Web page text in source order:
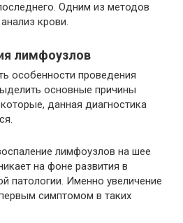
Одним из методов
крови.
лимфоузлов
особенности проведения
основные причины
данная диагностика
лимфоузлов на шее
на фоне развития в
патологии. Именно увеличение
симптомом в таких